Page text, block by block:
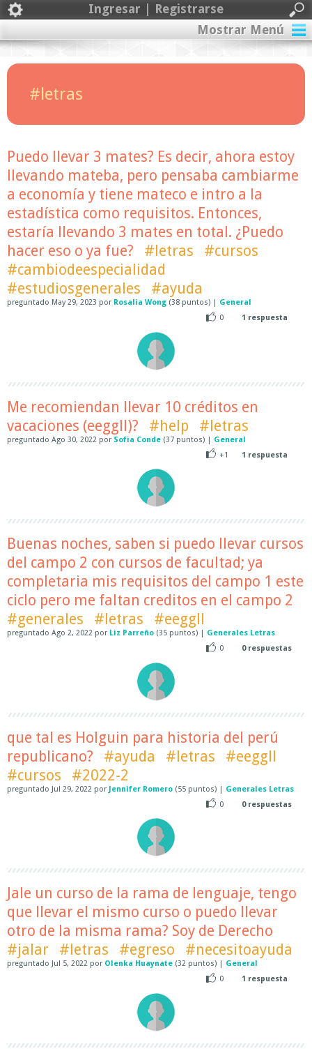
Ingresar | Registrarse
Mostrar Menú
#letras
Puedo llevar 3 mates? Es decir, ahora estoy
llevando mateba, pero pensaba cambiarme
a economía y tiene mateco e intro a la
estadística como requisitos. Entonces,
estaría llevando 3 mates en total. ¿Puedo
hacer eso o ya fue?
#letras
#cursos
#cambiodeespecialidad
#estudiosgenerales
#ayuda
preguntado May 29, 2023 por Rosalia Wong (38 puntos) | General
0
1 respuesta
Me recomiendan llevar 10 créditos en
vacaciones (eeggll)?
#help #letras
preguntado Ago 30, 2022 por Sofia Conde (37 puntos) | General
+1
1 respuesta
Buenas noches, saben si puedo llevar cursos
del campo 2 con cursos de facultad; ya
completaria mis requisitos del campo 1 este
ciclo pero me faltan creditos en el campo 2
#generales
#letras #eeggll
preguntado Ago 2, 2022 por Liz Parreño (35 puntos) | Generales Letras
0
0respuestas
que tal es Holguin para historia del perú
republicano?
#ayuda #letras
#eeggll
#cursos
#2022-2
preguntado Jul 29, 2022 por Jennifer Romero (55 puntos) | Generales Letras
0
0respuestas
Jale un curso de la rama de lenguaje, tengo
que llevar el mismo curso o puedo llevar
otro de la misma rama? Soy de Derecho
#jalar
#letras #egreso #necesitoayuda
preguntado Jul 5, 2022 por Olenka Huaynate (32 puntos) | General
0
1 respuesta